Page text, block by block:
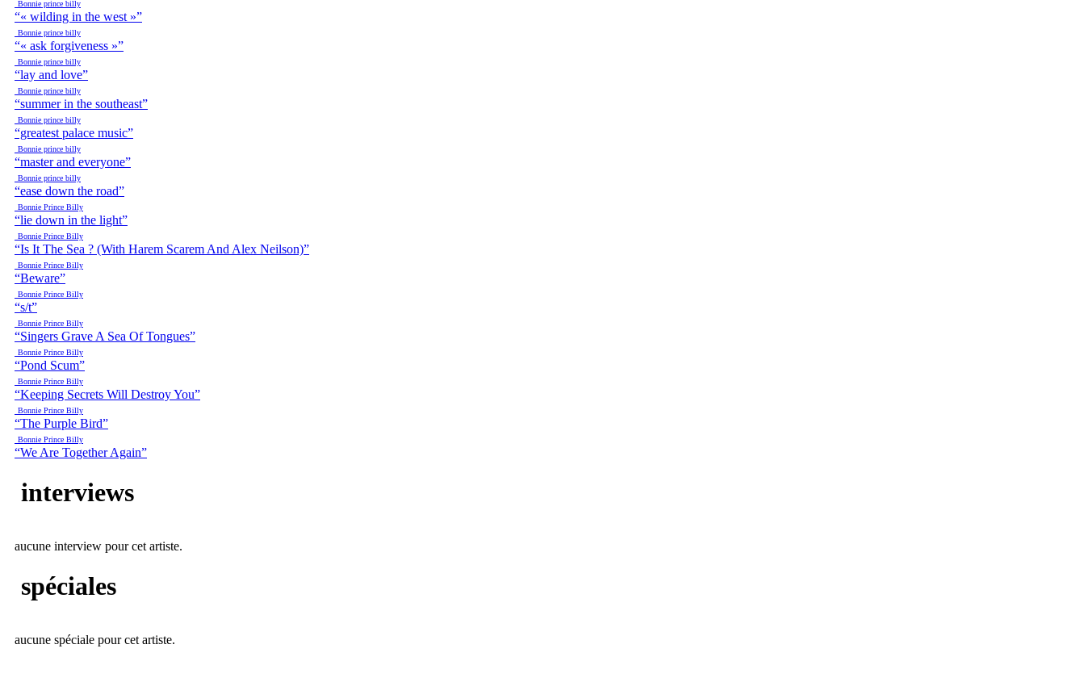
Bonnie prince billy
“« wilding in the west »”
Bonnie prince billy
“« ask forgiveness »”
Bonnie prince billy
“lay and love”
Bonnie prince billy
“summer in the southeast”
Bonnie prince billy
“greatest palace music”
Bonnie prince billy
“master and everyone”
Bonnie prince billy
“ease down the road”
Bonnie Prince Billy
“lie down in the light”
Bonnie Prince Billy
“Is It The Sea ? (With Harem Scarem And Alex Neilson)”
Bonnie Prince Billy
“Beware”
Bonnie Prince Billy
“s/t”
Bonnie Prince Billy
“Singers Grave A Sea Of Tongues”
Bonnie Prince Billy
“Pond Scum”
Bonnie Prince Billy
“Keeping Secrets Will Destroy You”
Bonnie Prince Billy
“The Purple Bird”
Bonnie Prince Billy
“We Are Together Again”
interviews
aucune interview pour cet artiste.
spéciales
aucune spéciale pour cet artiste.